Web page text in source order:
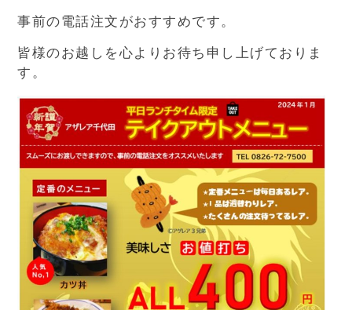
事前の電話注文がおすすめです。
皆様のお越しを心よりお待ち申し上げておりま
す。